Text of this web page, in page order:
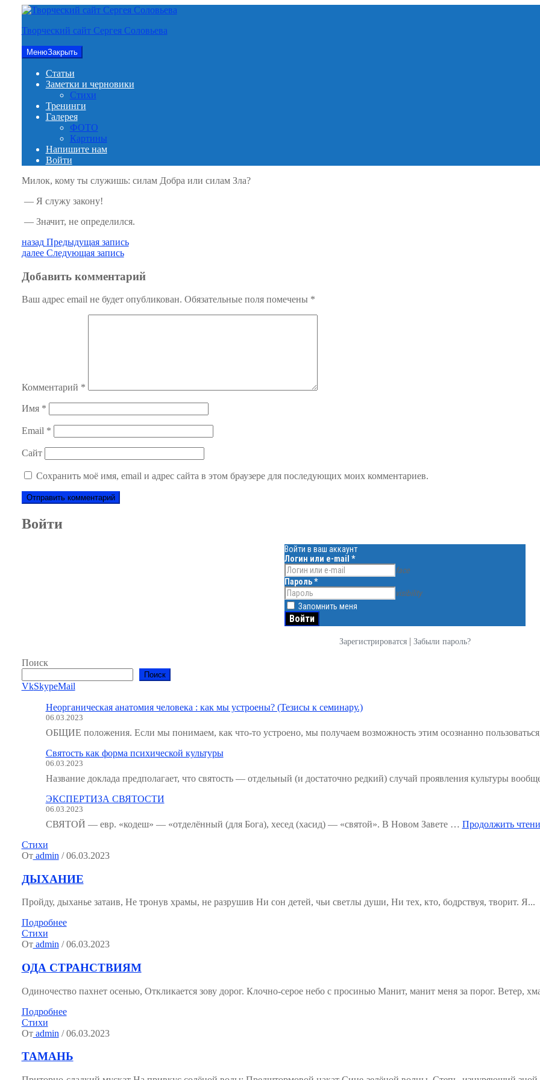
Перейти
содержимому
Творческий сайт Сергея Соловьева
МенюЗакрыть
Статьи
Заметки и черновики
Стихи
Тренинги
Галерея
ФОТО
Картины
Напишите нам
Войти
Милок, кому ты служишь: силам Добра или силам Зла?
— Я служу закону!
— Значит, не определился.
Навигация
по
записям
назад Предыдущая
запись:
Предыдущая запись
далее Следующая
Следующая запись
Добавить комментарий
Ваш адрес email не будет опубликован. Обязательные поля помечены *
Комментарий *
Имя *
Email *
Сайт
Сохранить моё имя, email и адрес сайта в этом браузере для последующих моих комментариев.
Войти
Войти в ваш аккаунт
Логин или e-mail *
face
Пароль*
visibility
Запомнить меня
Зарегистрироватся | Забыли пароль?
Поиск
Поиск
VkSkypeMail
Неорганическая анатомия человека : как мы устроены? (Тезисы к семинару.)
06.03.2023
ОБЩИЕ положения. Если мы понимаем, как что-то устроено, мы получаем возможность этим осознанно
Святость как форма психической культуры
06.03.2023
Название доклада предполагает, что святость — отдельный (и достаточно редкий) случай проявления культуры
ЭКСПЕРТИЗА СВЯТОСТИ
06.03.2023
СВЯТОЙ — евр. «кодеш» — «отделённый (для Бога), хесед (хасид) — «святой». В Новом Завете … Продолжить
Стихи
Отadmin / 06.03.2023
ДЫХАНИЕ
Пройду, дыханье затаив, Не тронув храмы, не разрушив Ни сон детей, чьи светлы души, Ни тех, кто, бодрствуя, творит. Я...
Подробнее
Стихи
Отadmin / 06.03.2023
ОДА СТРАНСТВИЯМ
Одиночество пахнет осенью, Откликается зову дорог. Клочно-серое небо с просинью Манит, манит меня за порог. Ветер,
Подробнее
Стихи
Отadmin / 06.03.2023
ТАМАНЬ